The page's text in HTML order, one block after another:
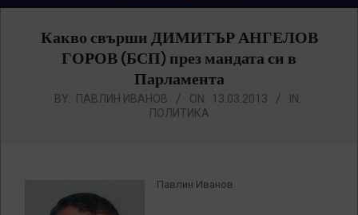
Какво свърши ДИМИТЪР АНГЕЛОВ
ГОРОВ (БСП) през мандата си в
Парламента
BY: ПАВЛИН ИВАНОВ ON: 13.03.2013
IN:
ПОЛИТИКА
Павлин Иванов